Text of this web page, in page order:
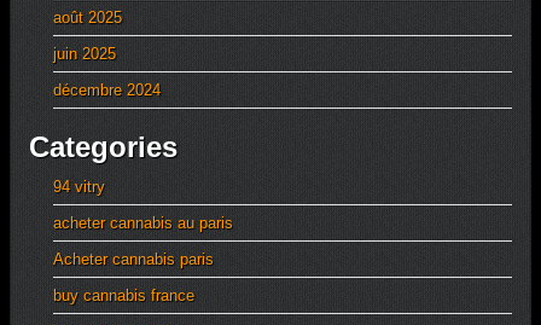
août 2025
juin 2025
décembre 2024
Categories
94 vitry
acheter cannabis au paris
Acheter cannabis paris
buy cannabis france